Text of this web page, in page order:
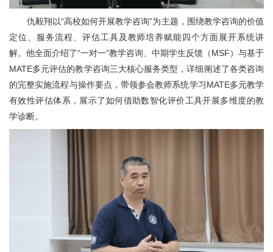
仇毅翔以“高校如何开展教学咨询”为主题，围绕教学咨询的价值
定位、服务流程、评估工具及教师培养赋能四个方面展开系统讲
解。他全面介绍了“一对一”教学咨询、中期学生反馈（MSF）与基于
MATE多元评估的教学咨询三大核心服务类型，详细阐述了各类咨询
的完整实施流程与操作要点，带领参会教师系统学习MATE多元教学
有效性评估体系，展示了如何借助数智化评价工具开展多维度的教
学诊断。